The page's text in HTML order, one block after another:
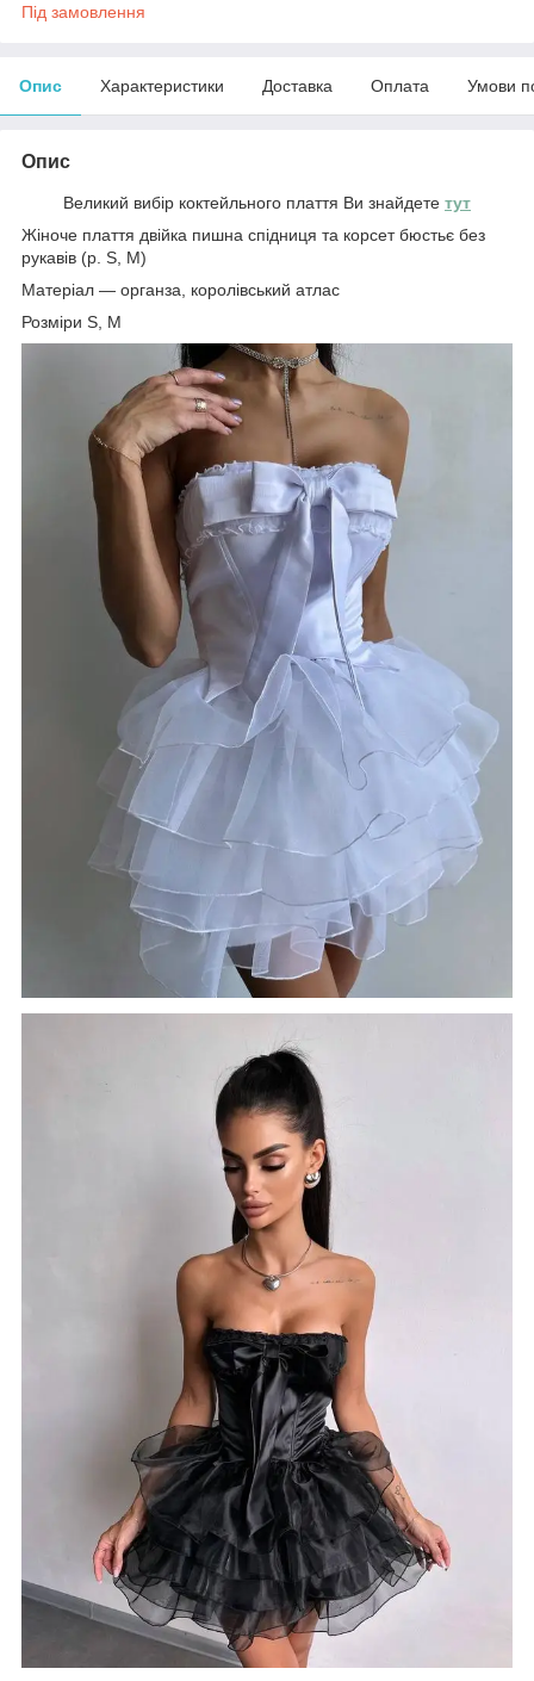
Під замовлення
Опис Характеристики Доставка Оплата Умови
Опис
Великий вибір коктейльного плаття Ви знайдете тут
Жіноче плаття двійка пишна спідниця та корсет бюстьє без
рукавів (р. S, M)
Матеріал — органза, королівський атлас
Розміри S, M